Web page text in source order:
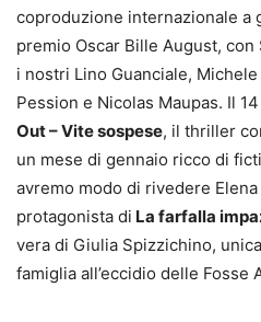
coproduzione internazionale a
premio Oscar Bille August,
i nostri Lino Guanciale,
Pession e Nicolas Maupas. Il
Out – Vite sospese, il thriller
un mese di gennaio ricco di
avremo modo di rivedere
protagonista di La farfalla
vera di Giulia Spizzichino,
famiglia all’eccidio delle Fosse